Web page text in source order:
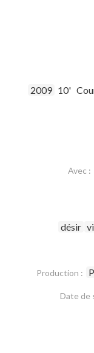
2009 10'
Avec :
désir
Production :
Date de